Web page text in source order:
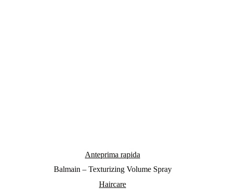
Anteprima rapida
Balmain – Texturizing Volume Spray
Haircare